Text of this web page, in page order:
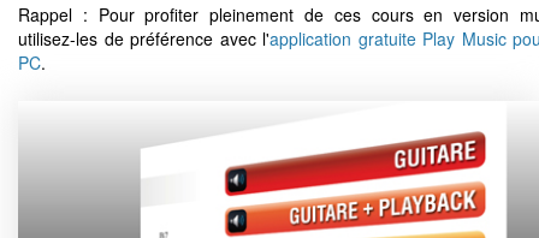
Rappel : Pour profiter pleinement de ces cours en version
utilisez-les de préférence avec l'application gratuite Play Music
PC.